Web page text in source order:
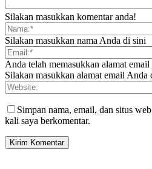
Silakan masukkan komentar anda!
Silakan masukkan nama Anda di sini
Anda telah memasukkan alamat email
Silakan masukkan alamat email Anda
Simpan nama, email, dan situs
kali saya berkomentar.